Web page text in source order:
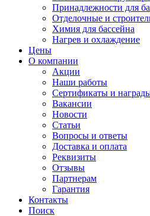
Принадлежности для
Отделочные и
Химия для бассейна
Нагрев и охлаждение
Цены
О компании
Акции
Наши работы
Сертификаты и
Вакансии
Новости
Статьи
Вопросы и ответы
Доставка и оплата
Реквизиты
Отзывы
Партнерам
Гарантия
Контакты
Поиск